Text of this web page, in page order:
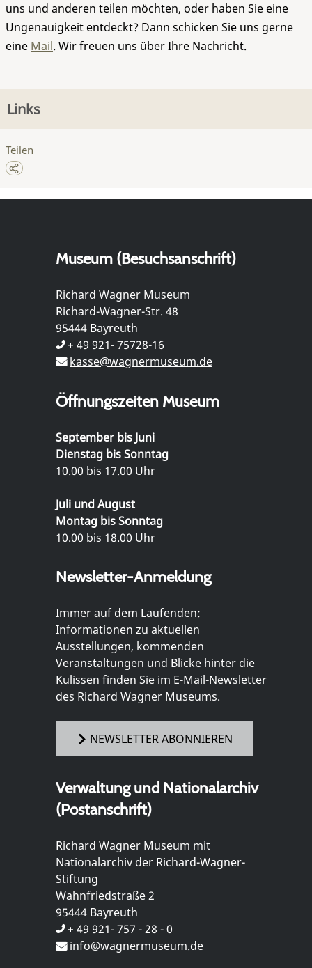
uns und anderen teilen möchten, oder haben Sie eine
Ungenauigkeit entdeckt? Dann schicken Sie uns gerne
eine Mail. Wir freuen uns über Ihre Nachricht.
Links
Teilen
Museum (Besuchsanschrift)
Richard Wagner Museum
Richard-Wagner-Str. 48
95444 Bayreuth
+ 49 921- 75728-16
kasse@wagnermuseum.de
Öffnungszeiten Museum
September bis Juni
Dienstag bis Sonntag
10.00 bis 17.00 Uhr
Juli und August
Montag bis Sonntag
10.00 bis 18.00 Uhr
Newsletter-Anmeldung
Immer auf dem Laufenden:
Informationen zu aktuellen
Ausstellungen, kommenden
Veranstaltungen und Blicke hinter die
Kulissen finden Sie im E-Mail-Newsletter
des Richard Wagner Museums.
NEWSLETTER ABONNIEREN
Verwaltung und Nationalarchiv
(Postanschrift)
Richard Wagner Museum mit
Nationalarchiv der Richard-Wagner-
Stiftung
Wahnfriedstraße 2
95444 Bayreuth
+ 49 921- 757 - 28 - 0
info@wagnermuseum.de